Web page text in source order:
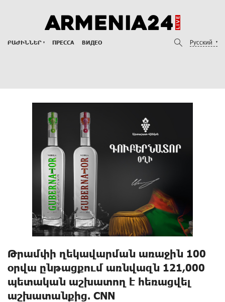
ԲԱԺԻՆՆԵՐ ПРЕССА ВИДЕО Русский
Թրամփի ղեկավարման առաջին 100
օրվա ընթացքում առնվազն 121,000
պետական ​​աշխատող է հեռացվել
աշխատանքից. CNN